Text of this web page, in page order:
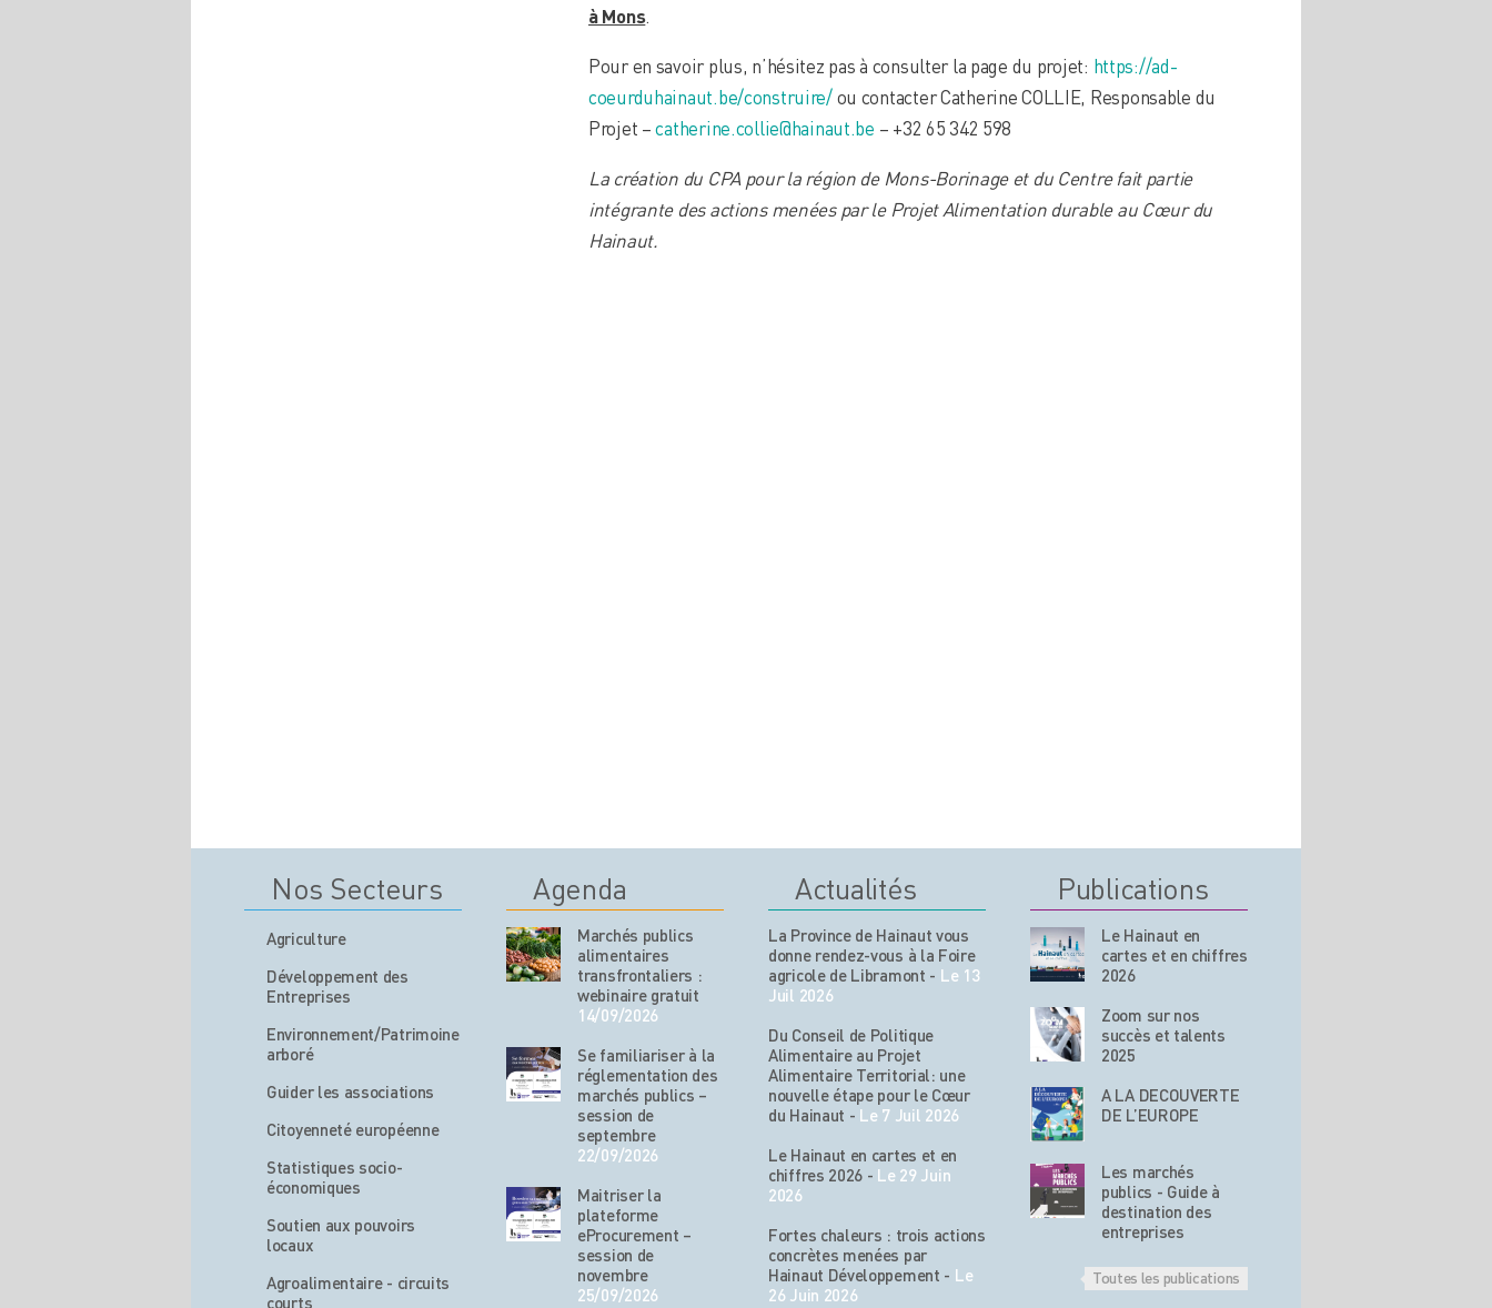
à Mons.
Pour en savoir plus, n’hésitez pas à consulter la page du projet: https://ad-
coeurduhainaut.be/construire/ou contacter Catherine COLLIE, Responsable du
Projet –catherine.collie@hainaut.be – +32 65 342 598
La création du CPA pour la région de Mons-Borinage et du Centre fait partie
intégrante des actions menées par le Projet Alimentation durable au Cœur du
Hainaut.
Nos Secteurs
Agriculture
Développement des
Entreprises
Environnement/Patrimoine
arboré
Guider les associations
Citoyenneté européenne
Statistiques socio-
économiques
Soutien aux pouvoirs
locaux
Agroalimentaire - circuits
courts
Agenda
Marchés publics
alimentaires
transfrontaliers :
webinaire gratuit
14/09/2026
Se familiariser à la
réglementation des
marchés publics –
session de
septembre
22/09/2026
Maitriser la
plateforme
eProcurement –
session de
novembre
25/09/2026
Actualités
La Province de Hainaut vous
donne rendez-vous à la Foire
agricole de Libramont - Le 13
Juil 2026
Du Conseil de Politique
Alimentaire au Projet
Alimentaire Territorial: une
nouvelle étape pour le Cœur
du Hainaut - Le 7 Juil 2026
Le Hainaut en cartes et en
chiffres 2026 - Le 29 Juin
2026
Fortes chaleurs : trois actions
concrètes menées par
Hainaut Développement - Le
26 Juin 2026
Publications
Le Hainaut en
cartes et en chiffres
2026
Zoom sur nos
succès et talents
2025
A LA DECOUVERTE
DE L’EUROPE
Les marchés
publics - Guide à
destination des
entreprises
Toutes les publications